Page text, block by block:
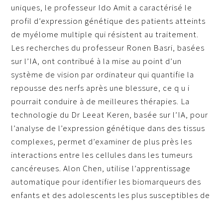
uniques, le professeur Ido Amit a caractérisé le
profil d’expression génétique des patients atteints
de myélome multiple qui résistent au traitement.
Les recherches du professeur Ronen Basri, basées
sur l’IA, ont contribué à la mise au point d’un
système de vision par ordinateur qui quantifie la
repousse des nerfs après une blessure, ce q u i
pourrait conduire à de meilleures thérapies. La
technologie du Dr Leeat Keren, basée sur l’IA, pour
l’analyse de l’expression génétique dans des tissus
complexes, permet d’examiner de plus près les
interactions entre les cellules dans les tumeurs
cancéreuses. Alon Chen, utilise l’apprentissage
automatique pour identifier les biomarqueurs des
enfants et des adolescents les plus susceptibles de